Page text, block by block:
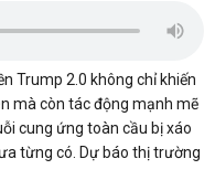
Trump 2.0 không chỉ khiến
mà còn tác động mạnh mẽ
cung ứng toàn cầu bị xáo
từng có. Dự báo thị trường